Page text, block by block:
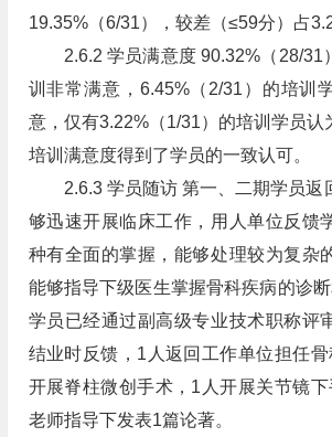
19.35%（6/31），较差（≤59分）占
2.6.2 学员满意度 90.32%（28/31
训非常满意，6.45%（2/31）的培训
意，仅有3.22%（1/31）的培训学员认
培训满意度得到了学员的一致认可。
2.6.3 学员随访 第一、二期学员返
够迅速开展临床工作，用人单位反馈
种有全面的掌握，能够处理较为复杂
能够指导下级医生掌握骨科疾病的诊
学员已经通过副高级专业技术职称评
结业时反馈，1人返回工作单位担任
开展脊柱微创手术，1人开展关节镜
老师指导下发表1篇论著。